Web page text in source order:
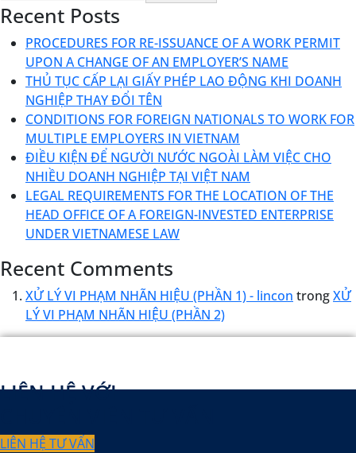
Recent Posts
PROCEDURES FOR RE-ISSUANCE OF A WORK PERMIT
UPON A CHANGE OF AN EMPLOYER’S NAME
THỦ TỤC CẤP LẠI GIẤY PHÉP LAO ĐỘNG KHI DOANH
NGHIỆP THAY ĐỔI TÊN
CONDITIONS FOR FOREIGN NATIONALS TO WORK FOR
MULTIPLE EMPLOYERS IN VIETNAM
ĐIỀU KIỆN ĐỂ NGƯỜI NƯỚC NGOÀI LÀM VIỆC CHO
NHIỀU DOANH NGHIỆP TẠI VIỆT NAM
LEGAL REQUIREMENTS FOR THE LOCATION OF THE
HEAD OFFICE OF A FOREIGN-INVESTED ENTERPRISE
UNDER VIETNAMESE LAW
Recent Comments
XỬ LÝ VI PHẠM NHÃN HIỆU (PHẦN 1) - lincon trongXỬ
LÝ VI PHẠM NHÃN HIỆU (PHẦN 2)
LIÊN HỆ VỚI
LIÊN HỆ TƯ VẤN